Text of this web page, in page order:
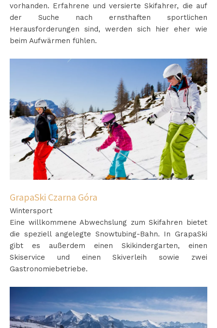
vorhanden. Erfahrene und versierte Skifahrer, die auf
der Suche nach ernsthaften sportlichen
Herausforderungen sind, werden sich hier eher wie
beim Aufwärmen fühlen.
GrapaSki Czarna Góra
Wintersport
Eine willkommene Abwechslung zum Skifahren bietet
die speziell angelegte Snowtubing-Bahn. In GrapaSki
gibt es außerdem einen Skikindergarten, einen
Skiservice und einen Skiverleih sowie zwei
Gastronomiebetriebe.